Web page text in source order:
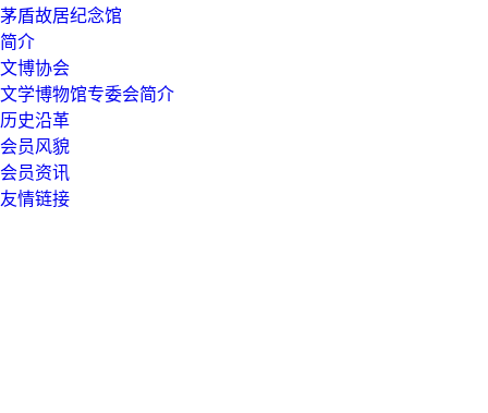
茅盾故居纪念馆
简介
文博协会
文学博物馆专委会简介
历史沿革
会员风貌
会员资讯
友情链接